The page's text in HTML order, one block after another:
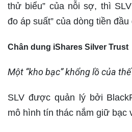
thử biểu” của nỗi sợ, thì
đo áp suất” của dòng tiền
Chân dung iShares Silver Trust
Một “kho bạc” khổng lồ của
SLV được quản lý bởi
mô hình tín thác nắm giữ bạc